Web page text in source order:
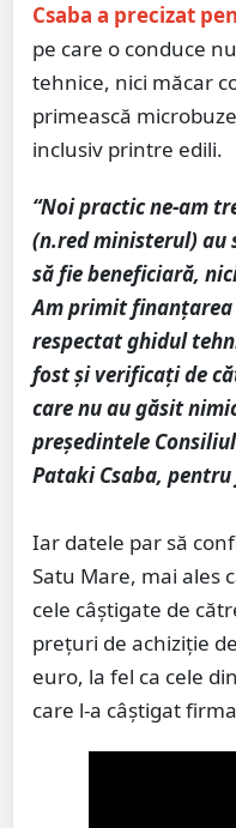
Csaba a precizat
pe care o conduce
tehnice, nici măcar
primească
inclusiv printre edili.
“Noi practic ne-am
(n.red ministerul) au
să fie beneficiară,
Am primit finanțarea
respectat ghidul
fost și verificați de
care nu au găsit
președintele
Pataki Csaba,
Iar datele par să
Satu Mare, mai ales
cele câștigate de
prețuri de achiziție
euro, la fel ca cele
care l-a câștigat